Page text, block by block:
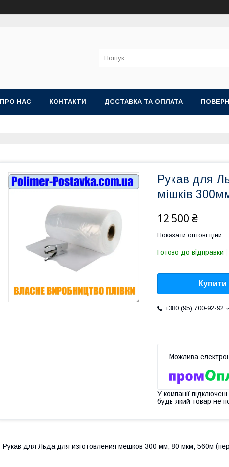
ПРО НАС КОНТАКТИ ДОСТАВКА ТА ОПЛАТА
Рукав для
мішків
12 500 ₴
Показати оптові ціни
Готово до відправки
Купити
+380 (95) 700-92-92
У компанії
будь-який товар не
Рукав для Льда для изготовления мешков 300 мм, 80 мкм, 560м